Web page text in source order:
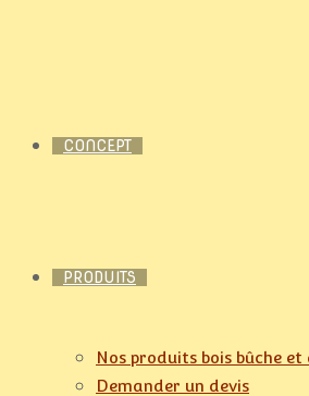
CONCEPT
PRODUITS
Nos produits bois bûche et
Demander un devis